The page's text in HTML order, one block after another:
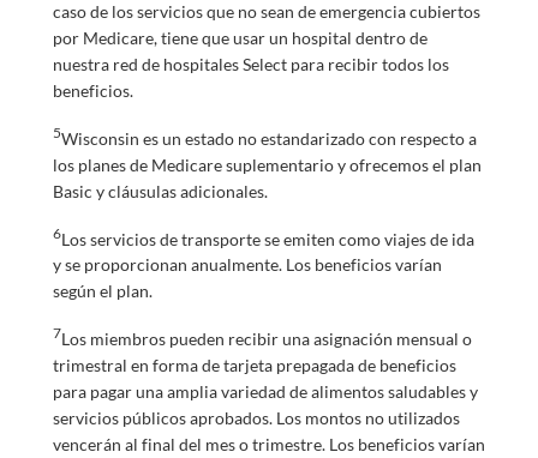
caso de los servicios que no sean de emergencia cubiertos
por Medicare, tiene que usar un hospital dentro de
nuestra red de hospitales Select para recibir todos los
beneficios.
5Wisconsin es un estado no estandarizado con respecto a
los planes de Medicare suplementario y ofrecemos el plan
Basic y cláusulas adicionales.
6Los servicios de transporte se emiten como viajes de ida
y se proporcionan anualmente. Los beneficios varían
según el plan.
7Los miembros pueden recibir una asignación mensual o
trimestral en forma de tarjeta prepagada de beneficios
para pagar una amplia variedad de alimentos saludables y
servicios públicos aprobados. Los montos no utilizados
vencerán al final del mes o trimestre. Los beneficios varían